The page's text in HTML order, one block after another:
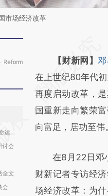
市场经济改革
Reform
运
讨会
全文
会
AI基
[https://
(https://
成，可能与原文
新观点和立场。
【财新网】
在上世纪80年代
再度启动改革，
国重新走向繁荣
向富足，居功至伟
在8月22日邓小
财新记者专访经
场经济改革：为